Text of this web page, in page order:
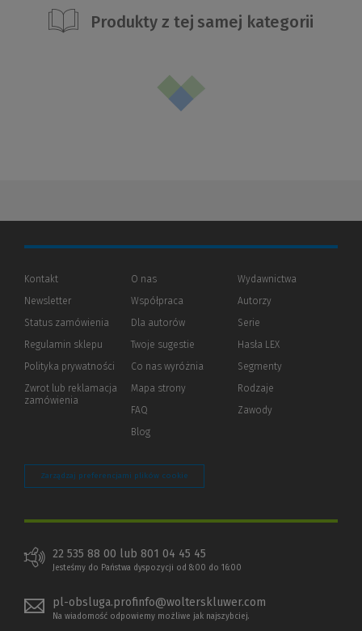
Produkty z tej samej kategorii
Kontakt
Newsletter
Status zamówienia
Regulamin sklepu
Polityka prywatności (Nowe
(Link
innej
Zwrot lub reklamacja
zamówienia
O nas
Współpraca
Dla autorów(Nowe
(Link
innej
strony)
Twoje sugestie
Co nas wyróżnia
Mapa strony
FAQ
Blog
Wydawnictwa
Autorzy
Serie
Hasła LEX
Segmenty
Rodzaje
Zawody
Zarządzaj preferencjami plików cookie
22 535 88 00 lub 801 04 45 45
Jesteśmy do Państwa dyspozycji od 8:00 do 16:00
pl-obsluga.profinfo@wolterskluwer.com
Na wiadomość odpowiemy możliwe jak najszybciej.